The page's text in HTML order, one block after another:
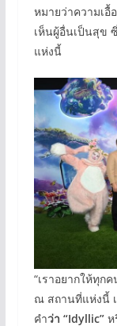
หมายว่าความเ
เห็นผู้อื่นเป็นสุข
แห่งนี้
“เราอยากให้ทุก
ณ สถานที่แห่งนี้
คำว่า “Idyllic”ห